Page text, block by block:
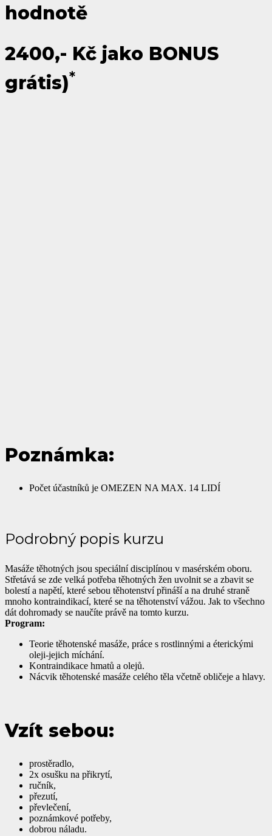
hodnotě
2400,- Kč jako BONUS
grátis)*
Poznámka:
Počet účastníků je OMEZEN NA MAX. 14 LIDÍ
Podrobný popis kurzu
Masáže těhotných jsou speciální disciplínou v masérském oboru.
Střetává se zde velká potřeba těhotných žen uvolnit se a zbavit se
bolestí a napětí, které sebou těhotenství přináší a na druhé straně
mnoho kontraindikací, které se na těhotenství vážou. Jak to všechno
dát dohromady se naučíte právě na tomto kurzu.
Program:
Teorie těhotenské masáže, práce s rostlinnými a éterickými
oleji-jejich míchání.
Kontraindikace hmatů a olejů.
Nácvik těhotenské masáže celého těla včetně obličeje a hlavy.
Vzít sebou:
prostěradlo,
2x osušku na přikrytí,
ručník,
přezutí,
převlečení,
poznámkové potřeby,
dobrou náladu.